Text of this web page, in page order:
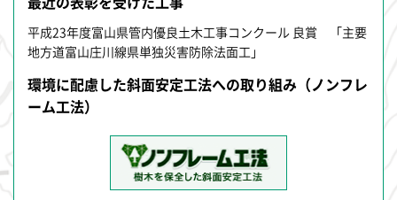
平成23年度富山県管内優良土木工事コンクール 良賞 「主要
地方道富山庄川線県単独災害防除法面工」
環境に配慮した斜面安定工法への取り組み（ノンフレ
ーム工法）